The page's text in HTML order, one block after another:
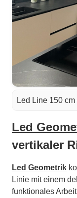
Led Line 150
Led
vertikaler
Led Geometrik
Linie mit einem
funktionales